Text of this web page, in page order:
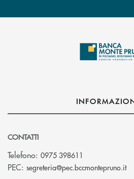
CONTATTI
Telefono: 0975 398611
PEC: segreteria@pec.bccmontepruno.it